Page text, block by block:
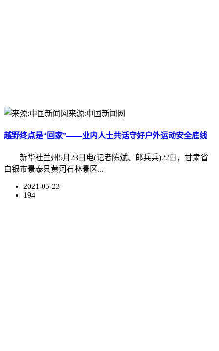
来源:中国新闻网
越野终点是“回家”——业内人士共话守好户外运动安全底线
新华社兰州5月23日电(记者陈斌、郎兵兵)22日，甘肃省
白银市景泰县黄河石林景区...
2021-05-23
194